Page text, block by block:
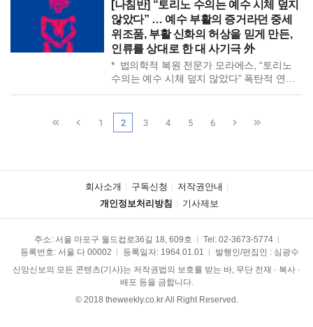
워싱턴주 시애틀 대교구, 스포캔 교구,
야키마 교구 가톨릭 주교들 강력 반대. 호주
성학대 특별조사위, “가해자가 고해성사 후
죄 반복해서 짓고 용서받으려 한다” 지적.
충분히 막을 수 있는 범죄를 방치하고
아이들을 비참한 고통 속으로 […]
[나침반] “토리노 수의는 예수 시체 덮지
않았다” … 예수 부활의 증거라던 중세
위조품, 부활 신화의 허상을 믿게 만든,
인류를 상대로 한 대 사기극 外
* 법의학적 복원 전문가 모라에스, “토리노
수의는 예수 시체 덮지 않았다” 폭탄적 연구
확인. 토리노 수의, 신체의 모든 부분에 ‘얼룩
각인’, 사람 아닌 평평한 조각상 덮은
(Acho que a […]
1 2 3 4 5 6
회사소개 구독신청
저작권안내
개인정보처리방침
기사제보
주소: 서울 마포구 월드컵로36길 18, 609호 Tel: 02-3673-5774
등록번호: 서울 다 00002
등록일자: 1964.01.01
발행인/편집인 : 심광수
신앙신보의 모든 콘텐츠(기사)는 저작권법의 보호를 받는 바, 무단 전재 · 복사 ·
배포 등을 금합니다.
© 2018 theweekly.co.kr All Right Reserved.